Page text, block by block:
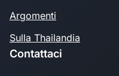
Argomenti
Sulla Thailandia
Contattaci